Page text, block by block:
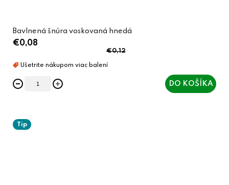
Bavlnená šnúra voskovaná hnedá
€0,08
€0,12
DO KOŠÍKA
Tip